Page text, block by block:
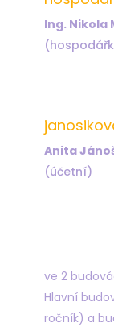
Ing. Nikola
Anita
(účetní)
ve 2
Hlavní
ročník) a